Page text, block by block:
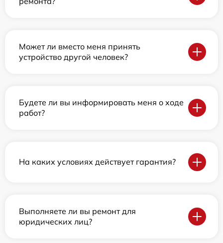
Может ли вместо меня принять
устройство другой человек?
Будете ли вы информировать меня о ходе
работ?
На каких условиях действует гарантия?
Выполняете ли вы ремонт для
юридических лиц?